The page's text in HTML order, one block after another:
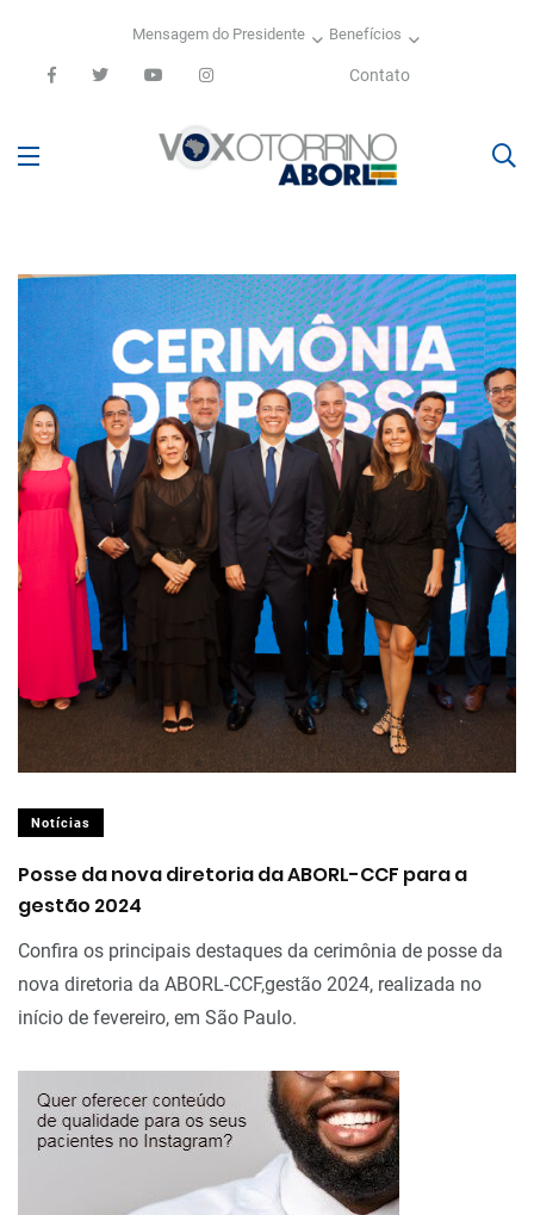
Mensagem do Presidente Benefícios
Contato
Notícias
Posse da nova diretoria da ABORL-CCF para a
gestão 2024
Confira os principais destaques da cerimônia de posse da
nova diretoria da ABORL-CCF,gestão 2024, realizada no
início de fevereiro, em São Paulo.